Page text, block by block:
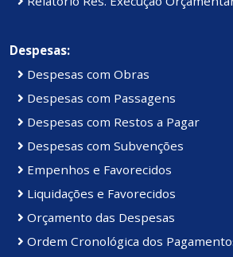
Despesas:
Despesas com Obras
Despesas com Passagens
Despesas com Restos a Pagar
Despesas com Subvenções
Empenhos e Favorecidos
Liquidações e Favorecidos
Orçamento das Despesas
Ordem Cronológica dos